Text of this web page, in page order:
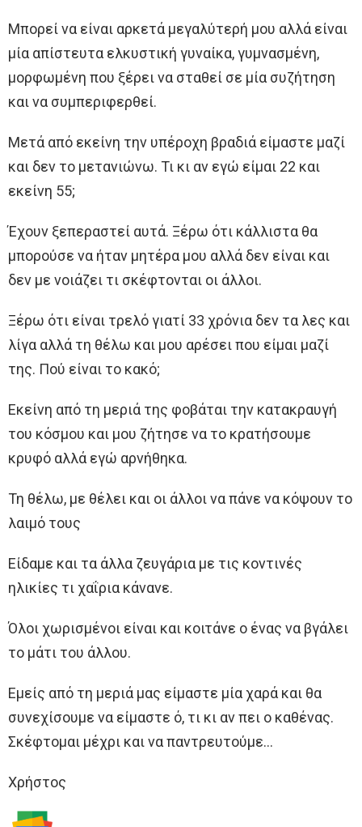
Μπορεί να είναι αρκετά μεγαλύτερή μου αλλά είναι
μία απίστευτα ελκυστική γυναίκα, γυμνασμένη,
μορφωμένη που ξέρει να σταθεί σε μία συζήτηση
και να συμπεριφερθεί.
Μετά από εκείνη την υπέροχη βραδιά είμαστε μαζί
και δεν το μετανιώνω. Τι κι αν εγώ είμαι 22 και
εκείνη 55;
Έχουν ξεπεραστεί αυτά. Ξέρω ότι κάλλιστα θα
μπορούσε να ήταν μητέρα μου αλλά δεν είναι και
δεν με νοιάζει τι σκέφτονται οι άλλοι.
Ξέρω ότι είναι τρελό γιατί 33 χρόνια δεν τα λες και
λίγα αλλά τη θέλω και μου αρέσει που είμαι μαζί
της. Πού είναι το κακό;
Εκείνη από τη μεριά της φοβάται την κατακραυγή
του κόσμου και μου ζήτησε να το κρατήσουμε
κρυφό αλλά εγώ αρνήθηκα.
Τη θέλω, με θέλει και οι άλλοι να πάνε να κόψουν το
λαιμό τους
Είδαμε και τα άλλα ζευγάρια με τις κοντινές
ηλικίες τι χαΐρια κάνανε.
Όλοι χωρισμένοι είναι και κοιτάνε ο ένας να βγάλει
το μάτι του άλλου.
Εμείς από τη μεριά μας είμαστε μία χαρά και θα
συνεχίσουμε να είμαστε ό, τι κι αν πει ο καθένας.
Σκέφτομαι μέχρι και να παντρευτούμε…
Χρήστος